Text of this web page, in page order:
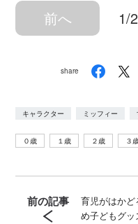
前へ 1/2
share
キャラクター ミッフィー
０歳 １歳 ２歳 ３
前の記事
育児がはか
め子どもグッ